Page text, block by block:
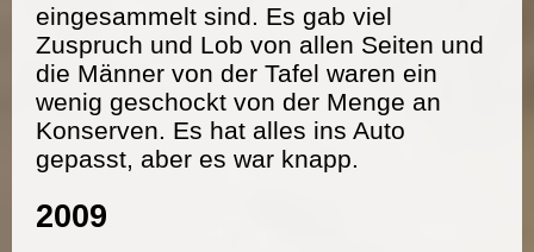
eingesammelt sind. Es gab viel
Zuspruch und Lob von allen Seiten und
die Männer von der Tafel waren ein
wenig geschockt von der Menge an
Konserven. Es hat alles ins Auto
gepasst, aber es war knapp.
2009